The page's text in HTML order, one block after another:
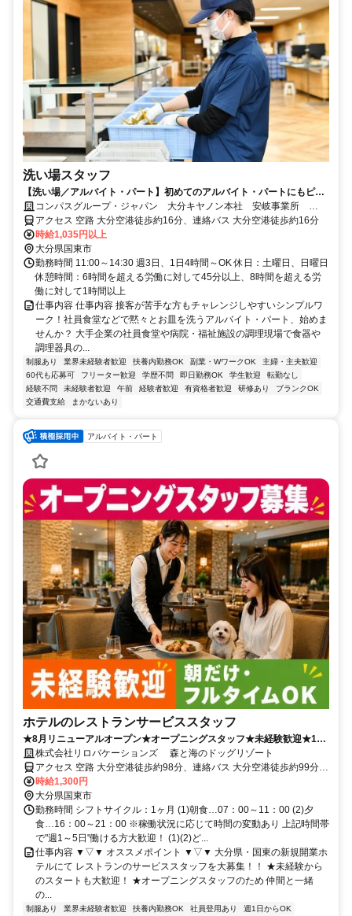
洗い場スタッフ
【洗い場／アルバイト・パート】初めてのアルバイト・パートにもピッ
タリ！未経験歓迎♪
コンパスグループ・ジャパン 大分キヤノン本社 安岐事業所
33148_p
アクセス 空路 大分空港徒歩約16分、連絡バス 大分空港徒歩約16分
時給1,035円以上
大分県国東市
勤務時間 11:00～14:30 週3日、1日4時間～OK 休日：土曜日、日曜日
休憩時間：6時間を超える労働に対して45分以上、8時間を超える労
働に対して1時間以上
仕事内容 仕事内容 接客が苦手な方もチャレンジしやすいシンプルワ
ーク！社員食堂などで黙々とお皿を洗うアルバイト・パート、始めま
せんか？ 大手企業の社員食堂や病院・福祉施設の調理現場で食器や
調理器具の...
制服あり 業界未経験者歓迎 扶養内勤務OK 副業・WワークOK
主婦・主夫歓迎
60代も応募可
フリーター歓迎 学歴不問 即日勤務OK 学生歓迎
転勤なし
経験不問
未経験者歓迎 午前 経験者歓迎 有資格者歓迎 研修あり
ブランクOK
交通費支給
まかないあり
アルバイト・パート
ホテルのレストランサービススタッフ
★8月リニューアルオープン★オープニングスタッフ★未経験歓迎★1日
4時間～OK★車通勤OK★交通費支給
株式会社リロバケーションズ 森と海のドッグリゾート
アクセス 空路 大分空港徒歩約98分、連絡バス 大分空港徒歩約99分
大分空港からバスで「黒津崎」下車 徒歩3分
時給1,300円
大分県国東市
勤務時間 シフトサイクル：1ヶ月 (1)朝食…07：00～11：00 (2)夕
食…16：00～21：00 ※稼働状況に応じて時間の変動あり 上記時間帯
で"週1～5日"働ける方大歓迎！ (1)(2)ど...
仕事内容 ▼▽▼ オススメポイント ▼▽▼ 大分県・国東の新規開業ホ
テルにて レストランのサービススタッフを大募集！！ ★未経験から
のスタートも大歓迎！ ★オープニングスタッフのため 仲間と一緒
の...
制服あり 業界未経験者歓迎 扶養内勤務OK 社員登用あり
週1日からOK